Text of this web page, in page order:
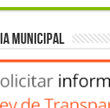
Municipal